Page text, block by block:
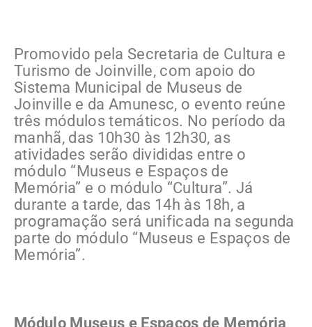
Promovido pela Secretaria de Cultura e
Turismo de Joinville, com apoio do
Sistema Municipal de Museus de
Joinville e da Amunesc, o evento reúne
três módulos temáticos. No período da
manhã, das 10h30 às 12h30, as
atividades serão divididas entre o
módulo “Museus e Espaços de
Memória” e o módulo “Cultura”. Já
durante a tarde, das 14h às 18h, a
programação será unificada na segunda
parte do módulo “Museus e Espaços de
Memória”.
Módulo Museus e Espaços de Memória